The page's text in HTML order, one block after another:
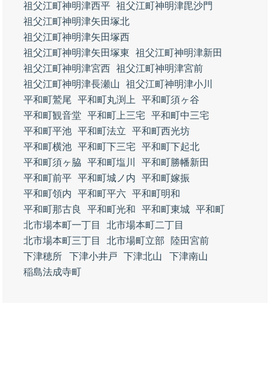
祖父江町神明津西平 祖父江町神明津毘沙門
祖父江町神明津矢田塚北
祖父江町神明津矢田塚西
祖父江町神明津矢田塚東
祖父江町神明津新田
祖父江町神明津宮西 祖父江町神明津宮前
祖父江町神明津長瀬山
祖父江町神明津小川
平和町鷲尾
平和町丸渕上
平和町須ヶ谷
平和町観音堂
平和町上三宅
平和町中三宅
平和町平池 平和町法立
平和町西光坊
平和町横池 平和町下三宅
平和町下起北
平和町須ヶ脇
平和町塩川
平和町勝幡新田
平和町前平 平和町城ノ内
平和町嫁振
平和町領内
平和町平六 平和町明和
平和町那古良
平和町光和 平和町東城 平和町
北市場本町一丁目
北市場本町二丁目
北市場本町三丁目
北市場町立部
陸田宮前
下津穂所
下津小井戸 下津北山
下津南山
稲島法成寺町